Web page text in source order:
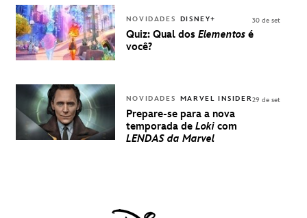
DISNEY
NOVIDADES DISNEY+
Quiz: Qual dos Elementos é
você?
30 de set
NOVIDADES MARVEL INSIDER
Prepare-se para a nova
temporada de Loki com
LENDAS da Marvel
29 de set